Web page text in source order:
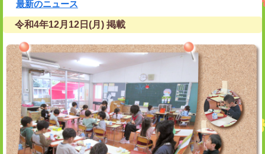
最新のニュース
令和4年12月12日(月) 掲載